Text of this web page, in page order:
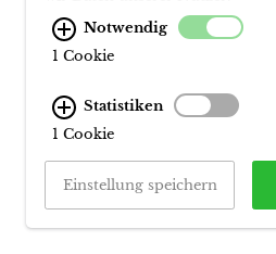
Notwendig
1 Cookie
Statistiken
1 Cookie
Einstellung speichern